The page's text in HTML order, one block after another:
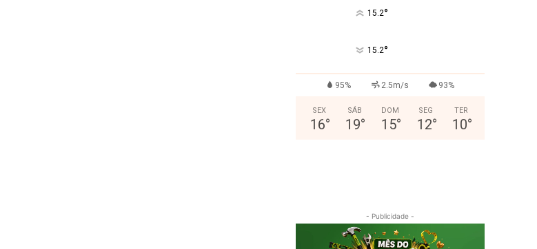
15.2°
15.2°
95% 2.5m/s 93%
SEX
16°
SÁB
19°
DOM
15°
SEG
12°
TER
10°
- Publicidade -